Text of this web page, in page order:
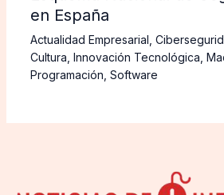
en España
Actualidad Empresarial
Cultura Innovación Tecnológica
Programación Software